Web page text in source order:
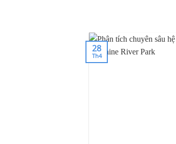
28
Th4